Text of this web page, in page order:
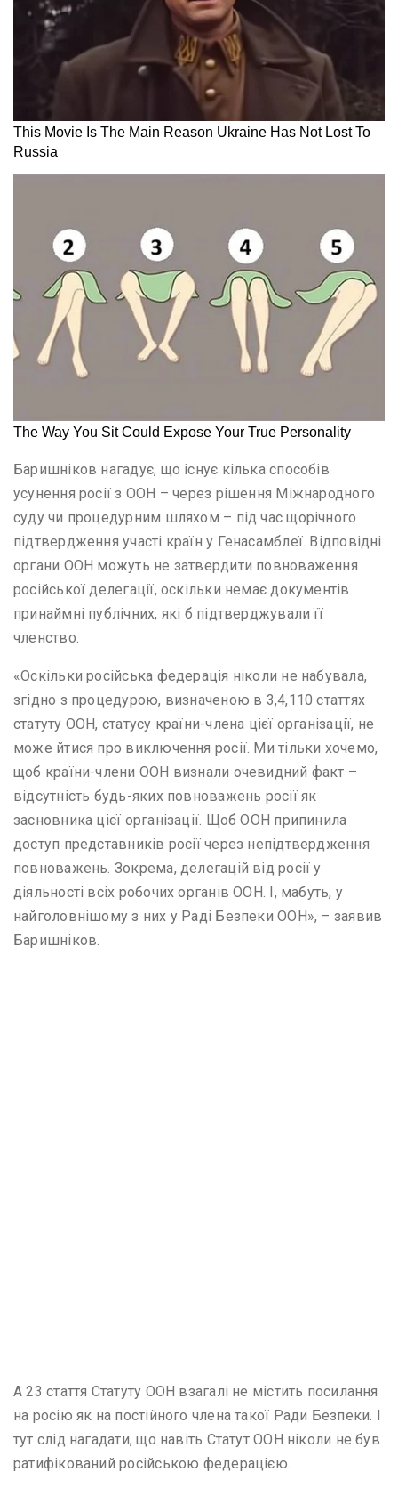
Баришніков нагадує, що існує кілька способів
усунення росії з ООН – через рішення Міжнародного
суду чи процедурним шляхом – під час щорічного
підтвердження участі країн у Генасамблеї. Відповідні
органи ООН можуть не затвердити повноваження
російської делегації, оскільки немає документів
принаймні публічних, які б підтверджували її
членство.
«Оскільки російська федерація ніколи не набувала,
згідно з процедурою, визначеною в 3,4,110 статтях
статуту ООН, статусу країни-члена цієї організації, не
може йтися про виключення росії. Ми тільки хочемо,
щоб країни-члени ООН визнали очевидний факт –
відсутність будь-яких повноважень росії як
засновника цієї організації. Щоб ООН припинила
доступ представників росії через непідтвердження
повноважень. Зокрема, делегацій від росії у
діяльності всіх робочих органів ООН. І, мабуть, у
найголовнішому з них у Раді Безпеки ООН», – заявив
Баришніков.
А 23 стаття Статуту ООН взагалі не містить посилання
на росію як на постійного члена такої Ради Безпеки. І
тут слід нагадати, що навіть Статут ООН ніколи не був
ратифікований російською федерацією.